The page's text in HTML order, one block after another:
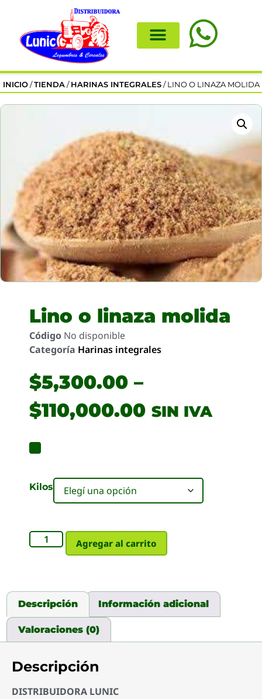
INICIO /TIENDA / HARINAS INTEGRALES / LINO O LINAZA MOLIDA
Lino o linaza molida
Código No disponible
Categoría Harinas integrales
$5,300.00 –
$110,000.00 SIN IVA
Kilos
Agregar al carrito
Descripción Información adicional
Valoraciones (0)
Descripción
DISTRIBUIDORA LUNIC